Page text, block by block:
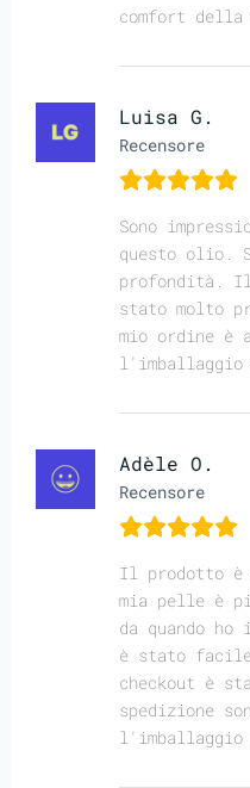
comfort della
Luisa G.
Recensore
Sono
questo olio.
profondità. Il
stato molto
mio ordine è
l'imballaggio
Adèle O.
Recensore
Il prodotto è
mia pelle è
da quando
è stato
checkout è
spedizione
l'imballaggio